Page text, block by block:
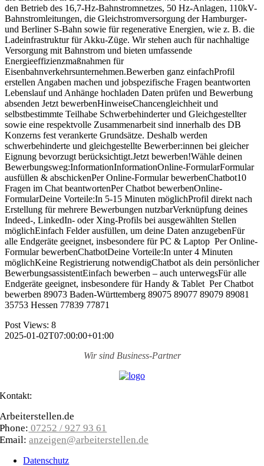
den Betrieb des 16,7-Hz-Bahnstromnetzes, 50 Hz-Anlagen, 110kV-
Bahnstromleitungen, die Gleichstromversorgung der Hamburger-
und Berliner S-Bahn sowie für regenerative Energien, wie z. B. die
Ladeinfrastruktur für Akku-Züge. Wir stehen auch für nachhaltige
Versorgung mit Bahnstrom und bieten umfassende
Energieeffizienzmaßnahmen für
Eisenbahnverkehrsunternehmen.Bewerben ganz einfachProfil
erstellen Angaben machen und jobspezifische Fragen beantworten
Lebenslauf und Anhänge hochladen Daten prüfen und Bewerbung
absenden Jetzt bewerbenHinweiseChancengleichheit und
selbstbestimmte Teilhabe Schwerbehinderter und Gleichgestellter
sowie eine respektvolle Zusammenarbeit sind innerhalb des DB
Konzerns fest verankerte Grundsätze. Deshalb werden
schwerbehinderte und gleichgestellte Bewerber:innen bei gleicher
Eignung bevorzugt berücksichtigt.Jetzt bewerben!Wähle deinen
Bewerbungsweg:InformationInformationOnline-FormularFormular
ausfüllen & abschickenPer Online-Formular bewerbenChatbot10
Fragen im Chat beantwortenPer Chatbot bewerbenOnline-
FormularDeine Vorteile:In 5-15 Minuten möglichProfil direkt nach
Erstellung für mehrere Bewerbungen nutzbarVerknüpfung deines
Indeed-, LinkedIn- oder Xing-Profils bei ausgewählten Stellen
möglichEinfach Felder ausfüllen, um deine Daten anzugebenFür
alle Endgeräte geeignet, insbesondere für PC & Laptop Per Online-
Formular bewerbenChatbotDeine Vorteile:In unter 4 Minuten
möglichKeine Registrierung notwendigChatbot als dein persönlicher
BewerbungsassistentEinfach bewerben – auch unterwegsFür alle
Endgeräte geeignet, insbesondere für Handy & Tablet Per Chatbot
bewerben 89073 Baden-Württemberg 89075 89077 89079 89081
35753 Hessen 77839 77871
Post Views: 8
2025-01-02T07:00:00+01:00
Wir sind Business-Partner
Kontakt:
Arbeiterstellen.de
Phone: 07252 / 927 93 61
Email:anzeigen@arbeiterstellen.de
Datenschutz